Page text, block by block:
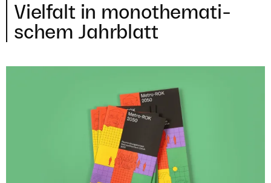
Vielfalt in mono­the­ma­ti­
schem Jahrblatt